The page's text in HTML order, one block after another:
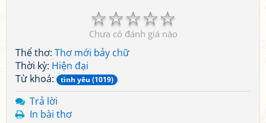
☆
☆
☆
☆
☆
Chưa có đánh giá nào
Thể thơ: Thơ mới bảy chữ
Thời kỳ: Hiện đại
Từ khoá:
tình yêu (1019)
Trả lời
In bài thơ